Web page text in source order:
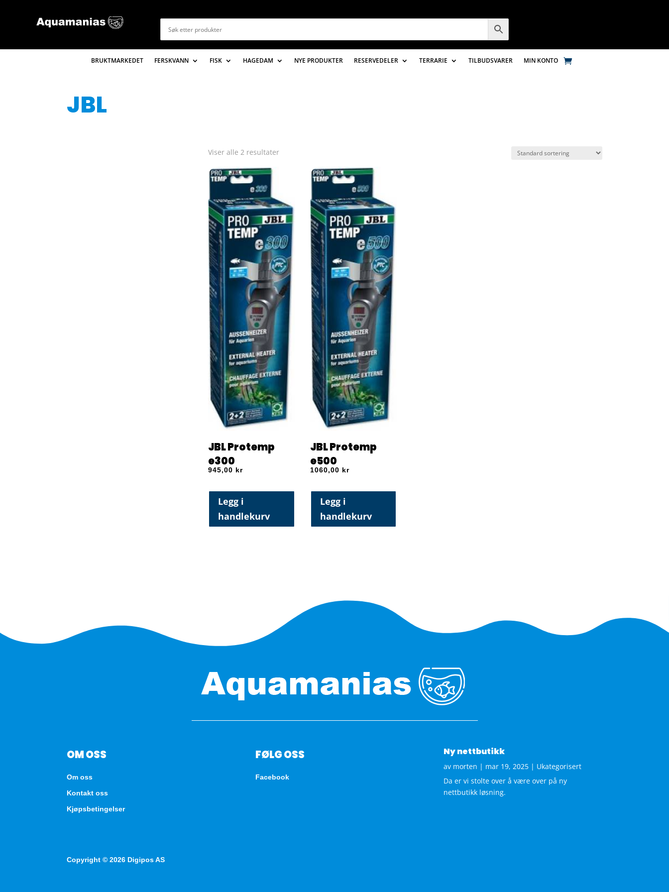
BRUKTMARKEDET FERSKVANN FISK HAGEDAM NYE PRODUKTER RESERVEDELER TERRARIE TILBUDSVARER MIN KONTO
JBL
Viser alle 2 resultater
JBL Protemp
e300
945,00 kr
Legg i
handlekurv
JBL Protemp
e500
1060,00 kr
Legg i
handlekurv
OM OSS
Om oss
Kontakt oss
Kjøpsbetingelser
FØLG OSS
Facebook
Ny nettbutikk
av morten | mar 19, 2025| Ukategorisert
Da er vi stolte over å være over på ny
nettbutikk løsning.
Copyright © 2026 Digipos AS